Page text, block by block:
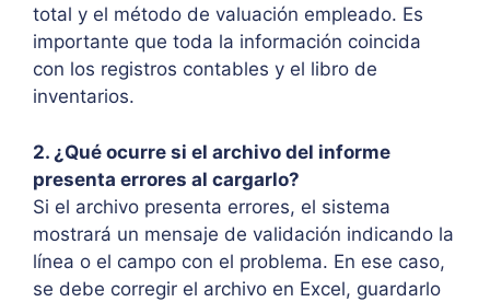
total y el método de valuación empleado. Es
importante que toda la información coincida
con los registros contables y el libro de
inventarios.
2. ¿Qué ocurre si el archivo del informe
presenta errores al cargarlo?
Si el archivo presenta errores, el sistema
mostrará un mensaje de validación indicando la
línea o el campo con el problema. En ese caso,
se debe corregir el archivo en Excel, guardarlo